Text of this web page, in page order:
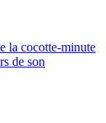
la cocotte-minute
de son